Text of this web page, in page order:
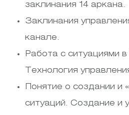
заклинания 14 аркана.
Заклинания
канале.
Работа с ситуациями в
Технология
Понятие о создании и
ситуаций. Создание и